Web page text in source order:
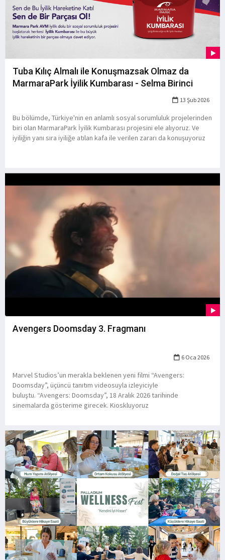
Tuba Kılıç Almalı ile Konuşmazsak Olmaz da
MarmaraPark İyilik Kumbarası - Selma Birinci
13 Şub 2026
Bu bölümde, Türkiye'nin en anlamlı sosyal sorumluluk projelerinden
biri olan MarmaraPark İyilik Kumbarası projesini ele alıyoruz. Ve
iyiliğin yanı sıra iyiliğe atılan kafa ile verilen zararı da konuşuyoruz
Avengers Doomsday 3. Fragmanı
6 Oca 2026
Marvel Studios’un merakla beklenen yeni filmi “Avengers:
Doomsday”, üçüncü tanıtım videosuyla izleyiciyle
buluştu. “Avengers: Doomsday”, 18 Aralık 2026 tarihinde
sinemalarda gösterime girecek. Kioskluyoruz